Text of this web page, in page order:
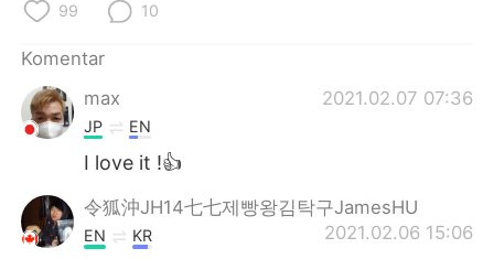
99 10
Komentar
max
2021.02.07 07:36
JP EN
I love it !👍
令狐沖JH14七七제빵왕김탁구JamesHU
2021.02.06 15:06
EN KR